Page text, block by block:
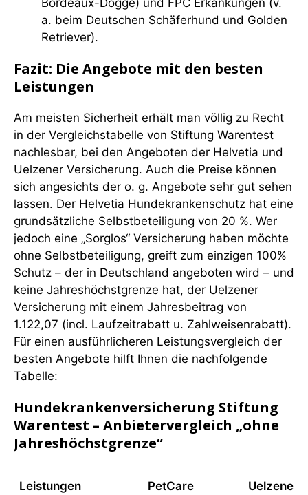
Bordeaux-Dogge) und FPC Erkankungen (v.
a. beim Deutschen Schäferhund und Golden
Retriever).
Fazit: Die Angebote mit den besten
Leistungen
Am meisten Sicherheit erhält man völlig zu Recht
in der Vergleichstabelle von Stiftung Warentest
nachlesbar, bei den Angeboten der Helvetia und
Uelzener Versicherung. Auch die Preise können
sich angesichts der o. g. Angebote sehr gut sehen
lassen. Der Helvetia Hundekrankenschutz hat eine
grundsätzliche Selbstbeteiligung von 20 %. Wer
jedoch eine „Sorglos“ Versicherung haben möchte
ohne Selbstbeteiligung, greift zum einzigen 100%
Schutz – der in Deutschland angeboten wird – und
keine Jahreshöchstgrenze hat, der Uelzener
Versicherung mit einem Jahresbeitrag von
1.122,07 (incl. Laufzeitrabatt u. Zahlweisenrabatt).
Für einen ausführlicheren Leistungsvergleich der
besten Angebote hilft Ihnen die nachfolgende
Tabelle:
Hundekrankenversicherung Stiftung
Warentest – Anbietervergleich „ohne
Jahreshöchstgrenze“
Leistungen
PetCare
Uelzener